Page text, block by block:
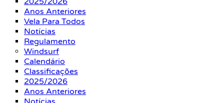
Anos Anteriores
Vela Para Todos
Notícias
Regulamento
Windsurf
Calendário
Classificações
2025/2026
Anos Anteriores